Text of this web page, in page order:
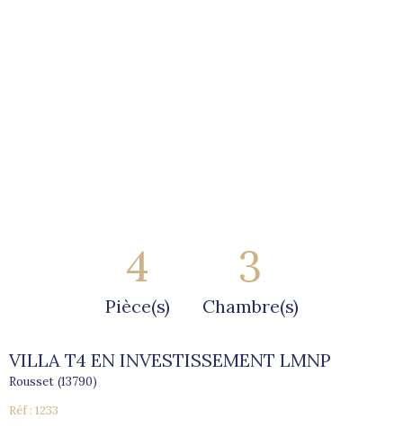
4
Pièce(s)
3
Chambre(s)
VILLA T4 EN INVESTISSEMENT LMNP
Rousset (13790)
Réf : 1233